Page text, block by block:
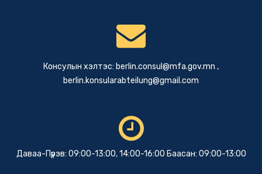
Консулын хэлтэс: berlin.consul@mfa.gov.mn ,
berlin.konsularabteilung@gmail.com
Даваа-Пүрэв: 09:00-13:00, 14:00-16:00 Баасан: 09:00-13:00